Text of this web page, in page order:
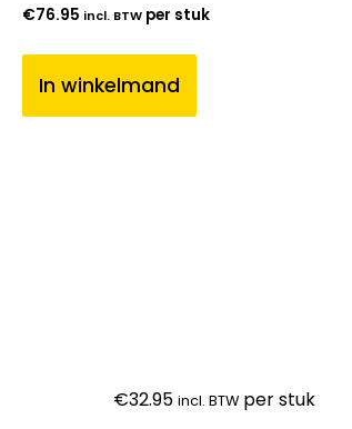
€76.95 incl. BTW per stuk
In winkelmand
€32.95 incl. BTW per stuk